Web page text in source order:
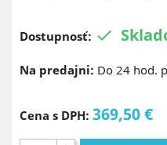
Dostupnosť: 
Na predajni: Do 24 hod.
Cena s DPH: 369,50 €